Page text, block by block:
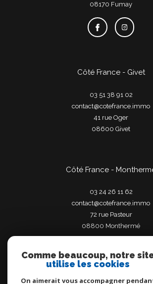
08170
fumay
Côté France - Givet
03 51 38 91 02
contact@cotefrance.immo
41 rue Oger
08600
givet
Côté France -
03 24 26 11 62
contact@cotefrance.immo
72 rue Pasteur
08800
monthermé
Adhérents
Comme beaucoup, notre
utilise les cookies
On aimerait vous accompagner